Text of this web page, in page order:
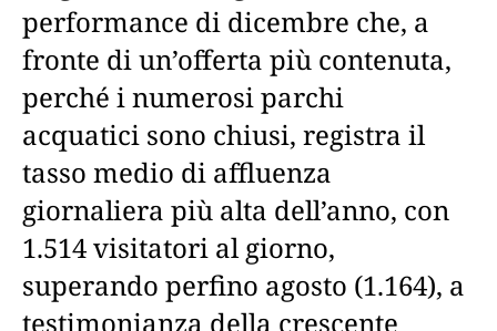
performance di dicembre che, a
fronte di un’offerta più contenuta,
perché i numerosi parchi
acquatici sono chiusi, registra il
tasso medio di affluenza
giornaliera più alta dell’anno, con
1.514 visitatori al giorno,
superando perfino agosto (1.164), a
testimonianza della crescente